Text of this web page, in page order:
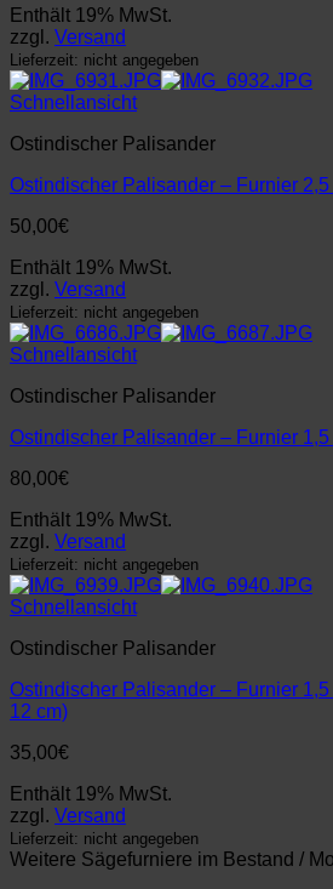
Enthält 19% MwSt.
zzgl. Versand
Lieferzeit: nicht angegeben
Schnellansicht
Ostindischer Palisander
Ostindischer Palisander – Furnier
50,00€
Enthält 19% MwSt.
zzgl. Versand
Lieferzeit: nicht angegeben
Schnellansicht
Ostindischer Palisander
Ostindischer Palisander – Furnier
80,00€
Enthält 19% MwSt.
zzgl. Versand
Lieferzeit: nicht angegeben
Schnellansicht
Ostindischer Palisander
Ostindischer Palisander – Furnier
12 cm)
35,00€
Enthält 19% MwSt.
zzgl. Versand
Lieferzeit: nicht angegeben
Weitere Sägefurniere im Bestand /